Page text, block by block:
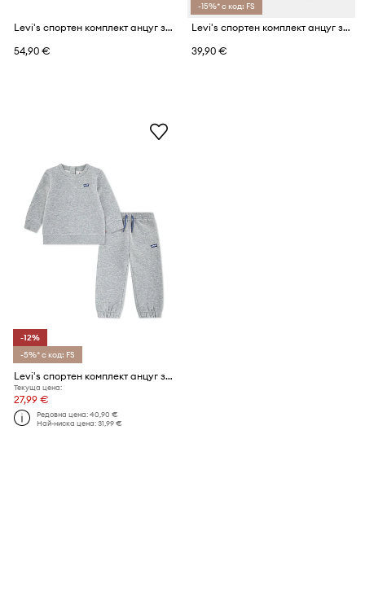
Levi's спортен комплект анцуг за деца с памук HOODIE & JOGGER SET
54,90 €
-15%* с код: FS
Levi's спортен комплект анцуг за бебе с памук HOODIE & JOGGER SET
39,90 €
-12%
-5%* с код: FS
Levi's спортен комплект анцуг за бебе с памук HOODIE & JOGGER SET
Текуща цена:
27,99 €
Редовна цена:40,90 €
Най-ниска цена:31,99 €